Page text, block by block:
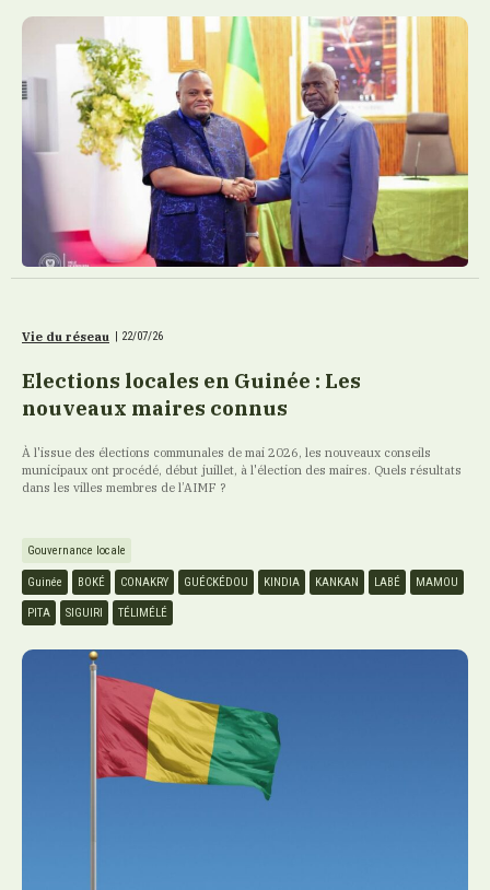
Vie du réseau 22/07/26
Elections locales en Guinée : Les
nouveaux maires connus
À l'issue des élections communales de mai 2026, les nouveaux conseils
municipaux ont procédé, début juillet, à l'élection des maires. Quels résultats
dans les villes membres de l’AIMF ?
Gouvernance locale
Guinée BOKÉ CONAKRY GUÉCKÉDOU KINDIA KANKAN LABÉ MAMOU
PITA SIGUIRI TÉLIMÉLÉ